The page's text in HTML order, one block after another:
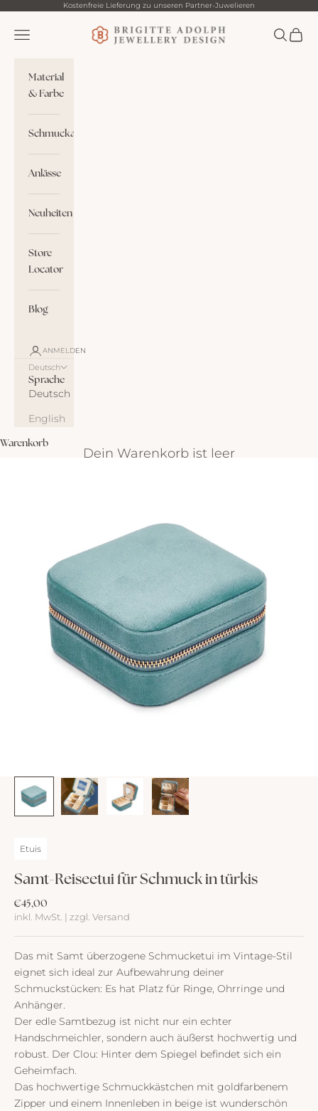
Zum Inhalt springenKostenfreie Lieferung zu unseren Partner-Juwelieren
Brigitte Adolph
Menü Suchen
Material
& Farbe
Schmuckart
Anlässe
Neuheiten
Store
Locator
Blog
ANMELDEN
Deutsch
Sprache
Deutsch
English
Warenkorb
Dein Warenkorb ist leer
Etuis
Samt-Reiseetui für Schmuck in türkis
Angebot
€45,00
inkl. MwSt. | zzgl. Versand
Das mit Samt überzogene Schmucketui im Vintage-Stil
eignet sich ideal zur Aufbewahrung deiner
Schmuckstücken: Es hat Platz für Ringe, Ohrringe und
Anhänger.
Der edle Samtbezug ist nicht nur ein echter
Handschmeichler, sondern auch äußerst hochwertig und
robust. Der Clou: Hinter dem Spiegel befindet sich ein
Geheimfach.
Das hochwertige Schmuckkästchen mit goldfarbenem
Zipper und einem Innenleben in beige ist wunderschön